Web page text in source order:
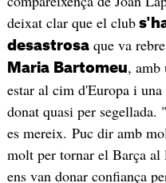
deixat clar que el club
desastrosaque va
Maria Bartomeu, amb
estar al cim d'Europa i
donat quasi per
es mereix. Puc dir amb
molt per tornar el Barça al
ens van donar confiança